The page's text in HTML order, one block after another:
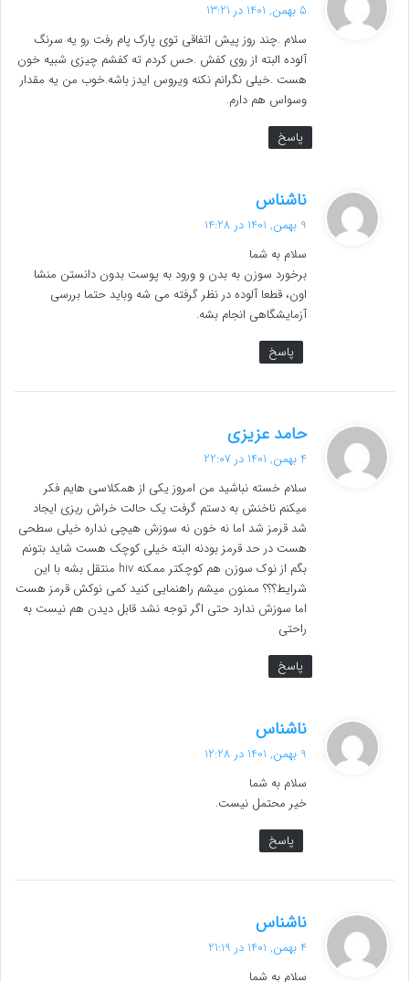
ت
:
5 بهمن, 1401 در 13:21
سلام .چند روز پیش اتفاقی توی پارک پام رفت رو یه سرنگ
آلوده البته از روی کفش .حس کردم ته کفشم چیزی شبیه خون
هست .خیلی نگرانم نکنه ویروس ایدز باشه.خوب من یه مقدار
وسواس هم دارم.
پاسخ
ناشناس
ف
:
9 بهمن, 1401 در 14:28
سلام به شما
برخورد سوزن به بدن و ورود به پوست بدون دانستن منشا
اون، قطعا آلوده در نظر گرفته می شه وباید حتما بررسی
آزمایشگاهی انجام بشه.
پاسخ
حامد عزیزی
ف
:
4 بهمن, 1401 در 22:07
سلام خسته نباشید من امروز یکی از همکلاسی هایم فکر
میکنم ناخنش به دستم گرفت یک حالت خراش ریزی ایجاد
شد قرمز شد اما نه خون نه سوزش هیچی نداره خیلی سطحی
هست در حد قرمز بودنه البته خیلی کوچک هست شاید بتونم
بگم از نوک سوزن هم کوچکتر ممکنه hiv منتقل بشه با این
شرایط؟؟؟ ممنون میشم راهنمایی کنید کمی نوکش قرمز هست
اما سوزش ندارد حتی اگر توجه نشد قابل دیدن هم نیست به
راحتی
پاسخ
ناشناس
ف
:
9 بهمن, 1401 در 12:28
سلام به شما
خیر محتمل نیست.
پاسخ
ناشناس
ف
4 بهمن, 1401 در 21:19
سلام به شما